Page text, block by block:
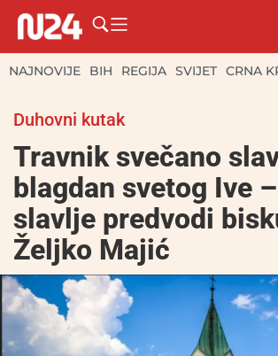
NAJNOVIJE BIH REGIJA SVIJET CRNA
Duhovni kutak
Travnik svečano
blagdan svetog Ive
slavlje predvodi
Željko Majić